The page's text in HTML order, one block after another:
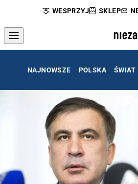
WESPRZYJ SKLEP
NAJNOWSZE POLSKA ŚWIAT